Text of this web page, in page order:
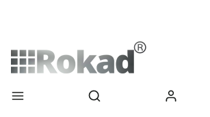
Menu Otwórz wyszukiwarkę
Szukaj Zaloguj się